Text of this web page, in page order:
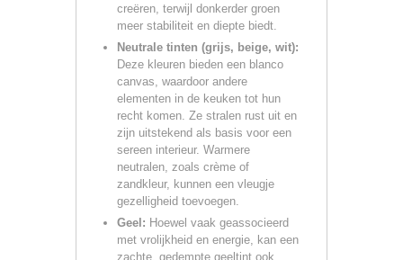
creëren, terwijl donkerder groen
meer stabiliteit en diepte biedt.
Neutrale tinten (grijs, beige, wit):
Deze kleuren bieden een blanco
canvas, waardoor andere
elementen in de keuken tot hun
recht komen. Ze stralen rust uit en
zijn uitstekend als basis voor een
sereen interieur. Warmere
neutralen, zoals crème of
zandkleur, kunnen een vleugje
gezelligheid toevoegen.
Geel: Hoewel vaak geassocieerd
met vrolijkheid en energie, kan een
zachte, gedempte geeltint ook